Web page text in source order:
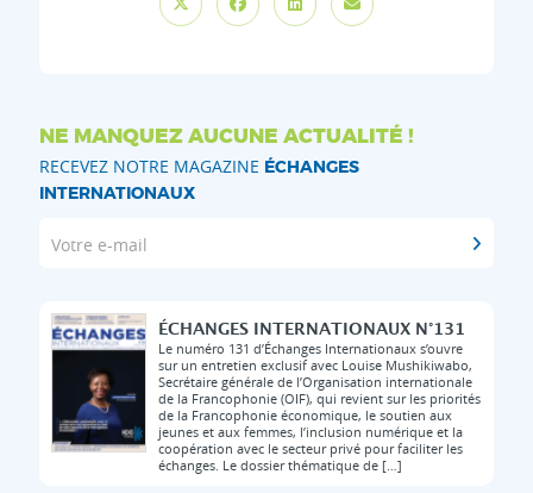
NE MANQUEZ AUCUNE ACTUALITÉ !
RECEVEZ NOTRE MAGAZINE ÉCHANGES
INTERNATIONAUX
Votre e-mail
ÉCHANGES INTERNATIONAUX N°131
Le numéro 131 d’Échanges Internationaux s’ouvre
sur un entretien exclusif avec Louise Mushikiwabo,
Secrétaire générale de l’Organisation internationale
de la Francophonie (OIF), qui revient sur les priorités
de la Francophonie économique, le soutien aux
jeunes et aux femmes, l’inclusion numérique et la
coopération avec le secteur privé pour faciliter les
échanges. Le dossier thématique de […]